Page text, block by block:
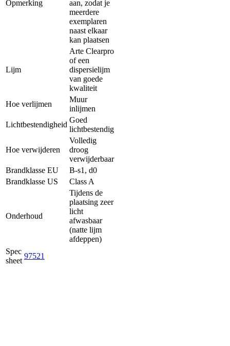
Opmerking
aan, zodat je
meerdere
exemplaren
naast elkaar
kan plaatsen
Lijm
Arte Clearpro
of een
dispersielijm
van goede
kwaliteit
Hoe verlijmen
Muur
inlijmen
Lichtbestendigheid
Goed
lichtbestendig
Hoe verwijderen
Volledig
droog
verwijderbaar
Brandklasse EU
B-s1, d0
Brandklasse US
Class A
Onderhoud
Tijdens de
plaatsing zeer
licht
afwasbaar
(natte lijm
afdeppen)
Spec
sheet
97521